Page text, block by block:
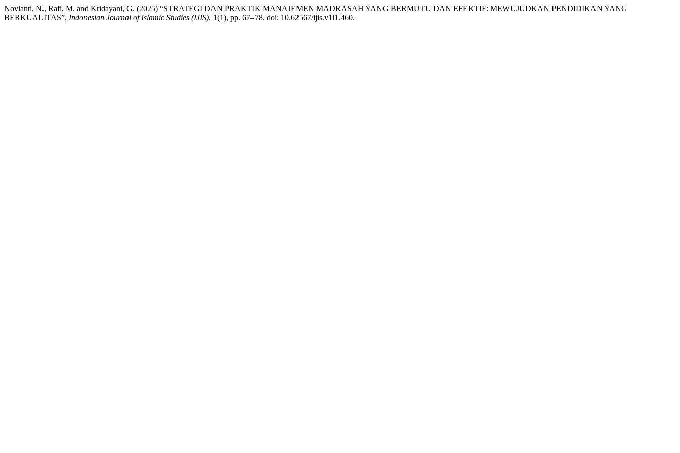
Novianti, N., Rafi, M. and Kridayani, G. (2025) “STRATEGI DAN PRAKTIK MANAJEMEN MADRASAH YANG BERMUTU DAN EFEKTIF: MEWUJUDKAN PENDIDIKAN YANG
BERKUALITAS”, Indonesian Journal of Islamic Studies (IJIS), 1(1), pp. 67–78. doi: 10.62567/ijis.v1i1.460.